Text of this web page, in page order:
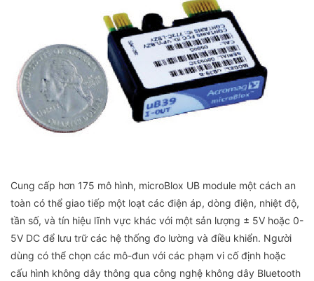
Cung cấp hơn 175 mô hình, microBlox UB module một cách an
toàn có thể giao tiếp một loạt các điện áp, dòng điện, nhiệt độ,
tần số, và tín hiệu lĩnh vực khác với một sản lượng ± 5V hoặc 0-
5V DC để lưu trữ các hệ thống đo lường và điều khiển. Người
dùng có thể chọn các mô-đun với các phạm vi cố định hoặc
cấu hình không dây thông qua công nghệ không dây Bluetooth